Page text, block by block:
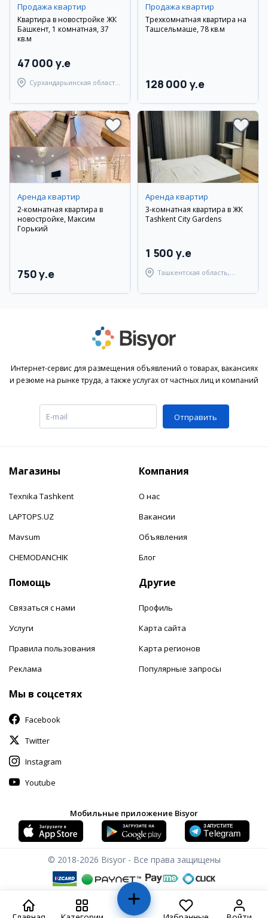
Продажа квартир
Квартира в новостройке ЖК
Башкент, 1 комнатная, 37
кв.м
47 000 y.e
Сурхандарьинская область,
Продажа квартир
Трехкомнатная квартира на
Ташсельмаше, 78 кв.м
128 000 y.e
Аренда квартир
2-комнатная квартира в
новостройке, Максим
Горький
750 y.e
Аренда квартир
3-комнатная квартира в ЖК
Tashkent City Gardens
1 500 y.e
Ташкентская область,
Интернет-сервис для размещения объявлений о товарах, вакансиях
и резюме на рынке труда, а также услугах от частных лиц и компаний
Отправить
Магазины
Texnika Tashkent
LAPTOPS.UZ
Mavsum
CHEMODANCHIK
Компания
О нас
Вакансии
Объявления
Блог
Помощь
Связаться с нами
Услуги
Правила пользования
Реклама
Другие
Профиль
Карта сайта
Карта регионов
Популярные запросы
Мы в соцсетях
Facebook
Twitter
Instagram
Youtube
Мобильные приложение Bisyor
© 2018-2026 Bisyor - Все права защищены